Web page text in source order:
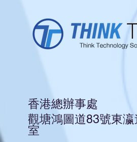
香港總辦事處
觀塘鴻圖道83號東
室